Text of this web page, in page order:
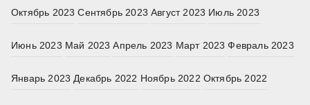
Октябрь 2023 Сентябрь 2023 Август 2023 Июль 2023
Июнь 2023 Май 2023 Апрель 2023 Март 2023 Февраль 2023
Январь 2023 Декабрь 2022 Ноябрь 2022 Октябрь 2022